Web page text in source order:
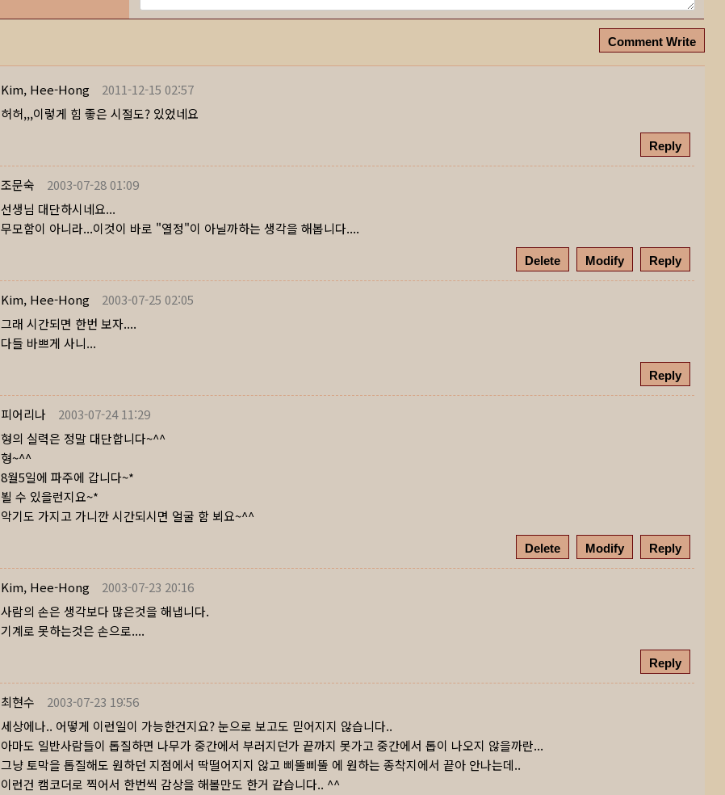
Comment Write
Kim, Hee-Hong
2011-12-15 02:57
허허,,,이렇게 힘 좋은 시절도? 있었네요
Reply
조문숙
2003-07-28 01:09
선생님 대단하시네요...
무모함이 아니라...이것이 바로 "열정"이 아닐까하는 생각을 해봅니다....
Delete Modify Reply
Kim, Hee-Hong
2003-07-25 02:05
그래 시간되면 한번 보자....
다들 바쁘게 사니...
Reply
피어리나
2003-07-24 11:29
형의 실력은 정말 대단합니다~^^
형~^^
8월5일에 파주에 갑니다~*
뵐 수 있을런지요~*
악기도 가지고 가니깐 시간되시면 얼굴 함 뵈요~^^
Delete Modify Reply
Kim, Hee-Hong
2003-07-23 20:16
사람의 손은 생각보다 많은것을 해냅니다.
기계로 못하는것은 손으로....
Reply
최현수
2003-07-23 19:56
세상에나.. 어떻게 이런일이 가능한건지요? 눈으로 보고도 믿어지지 않습니다..
아마도 일반사람들이 톱질하면 나무가 중간에서 부러지던가 끝까지 못가고 중간에서 톱이 나오지 않을까란...
그냥 토막을 톱질해도 원하던 지점에서 딱떨어지지 않고 삐뚤삐뚤 에 원하는 종착지에서 끝아 안나는데..
이런건 캠코더로 찍어서 한번씩 감상을 해볼만도 한거 같습니다.. ^^